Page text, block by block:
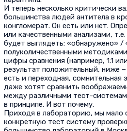
И теперь несколько критически
большинства людей антитела в
конгломерат. Он есть или нет.
или качественными анализами,
будет выглядеть: «обнаружено» /
полуколичественными
цифры сравнения (например, 1.1
результат положительный, ниже
есть и переходная, сомнительная
даже хотят сравнить
между различными тест-
в принципе. И вот почему.
Приходя в лабораторию, мы мало
конкретную тест систему